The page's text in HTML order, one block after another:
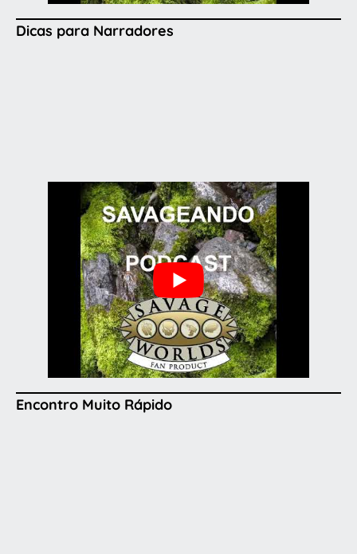
Dicas para Narradores
Encontro Muito Rápido